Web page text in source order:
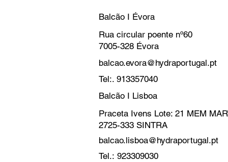
Balcão I Évora
Rua circular poente nº60
7005-328 Évora
balcao.evora@hydraportugal.pt
Tel:. 913357040
Balcão I Lisboa
Praceta Ivens Lote: 21 MEM
2725-333 SINTRA
balcao.lisboa@hydraportugal.pt
Tel.: 923309030